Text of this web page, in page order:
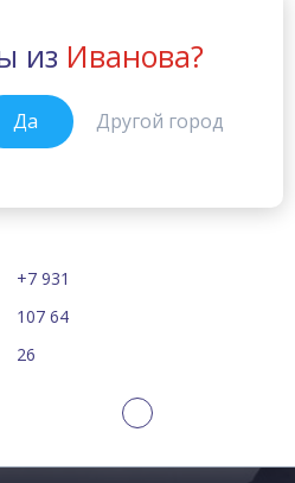
из Иванова?
Да Другой город
+7 931
107 64
26